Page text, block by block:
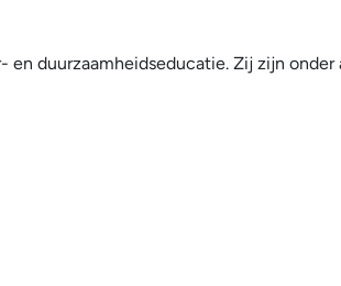
duurzaamheidseducatie. Zij zijn